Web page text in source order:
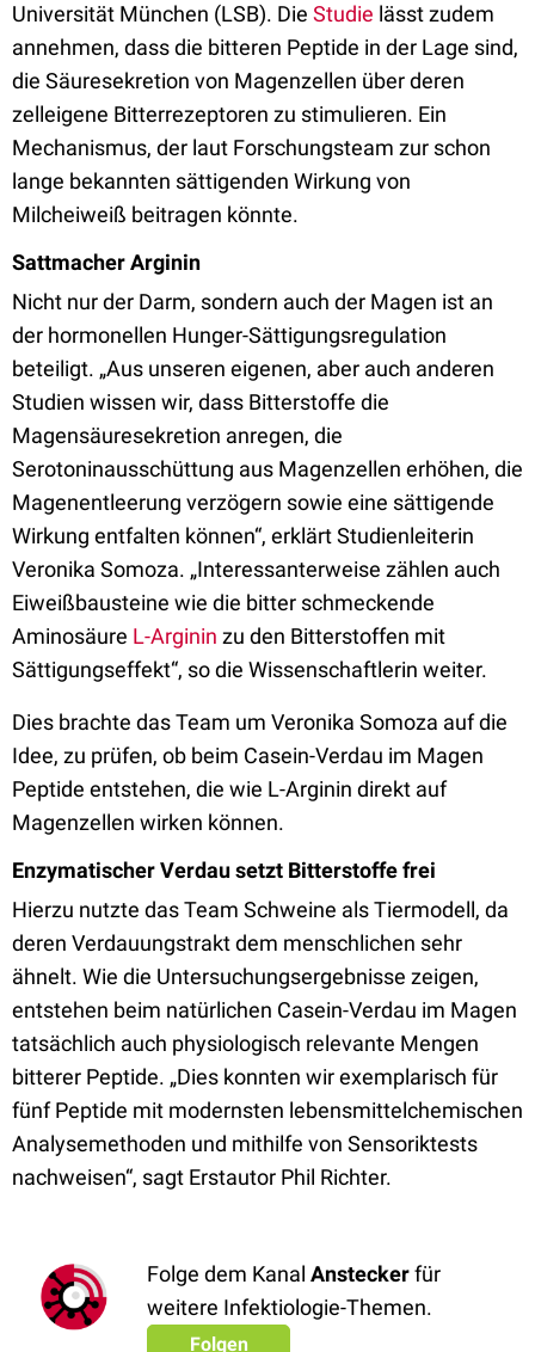
Universität München (LSB). Die Studie lässt zudem
annehmen, dass die bitteren Peptide in der Lage sind,
die Säuresekretion von Magenzellen über deren
zelleigene Bitterrezeptoren zu stimulieren. Ein
Mechanismus, der laut Forschungsteam zur schon
lange bekannten sättigenden Wirkung von
Milcheiweiß beitragen könnte.
SattmacherArginin
Nicht nur der Darm, sondern auch der Magen ist an
der hormonellen Hunger-Sättigungsregulation
beteiligt. „Aus unseren eigenen, aber auch anderen
Studien wissen wir, dass Bitterstoffe die
Magensäuresekretion anregen, die
Serotoninausschüttung aus Magenzellen erhöhen, die
Magenentleerung verzögern sowie eine sättigende
Wirkung entfalten können“, erklärt Studienleiterin
Veronika Somoza. „Interessanterweise zählen auch
Eiweißbausteine wie die bitter schmeckende
Aminosäure L-Arginin zu den Bitterstoffen mit
Sättigungseffekt“, so die Wissenschaftlerin weiter.
Dies brachte das Team um Veronika Somoza auf die
Idee, zu prüfen, ob beim Casein-Verdau im Magen
Peptide entstehen, die wie L-Arginin direkt auf
Magenzellen wirken können.
Enzymatischer Verdau setzt Bitterstoffe frei
Hierzu nutzte das Team Schweine als Tiermodell, da
deren Verdauungstrakt dem menschlichen sehr
ähnelt. Wie die Untersuchungsergebnisse zeigen,
entstehen beim natürlichen Casein-Verdau im Magen
tatsächlich auch physiologisch relevante Mengen
bitterer Peptide. „Dies konnten wir exemplarisch für
fünf Peptide mit modernsten lebensmittelchemischen
Analysemethoden und mithilfe von Sensoriktests
nachweisen“, sagt Erstautor Phil Richter.
Folge dem Kanal Ansteckerfür
weitere Infektiologie-Themen.
Folgen